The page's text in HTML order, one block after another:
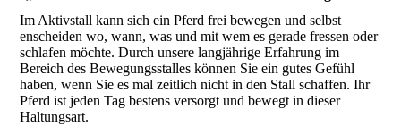
Im Aktivstall kann sich ein Pferd frei bewegen und selbst
enscheiden wo, wann, was und mit wem es gerade fressen oder
schlafen möchte. Durch unsere langjährige Erfahrung im
Bereich des Bewegungsstalles können Sie ein gutes Gefühl
haben, wenn Sie es mal zeitlich nicht in den Stall schaffen. Ihr
Pferd ist jeden Tag bestens versorgt und bewegt in dieser
Haltungsart.